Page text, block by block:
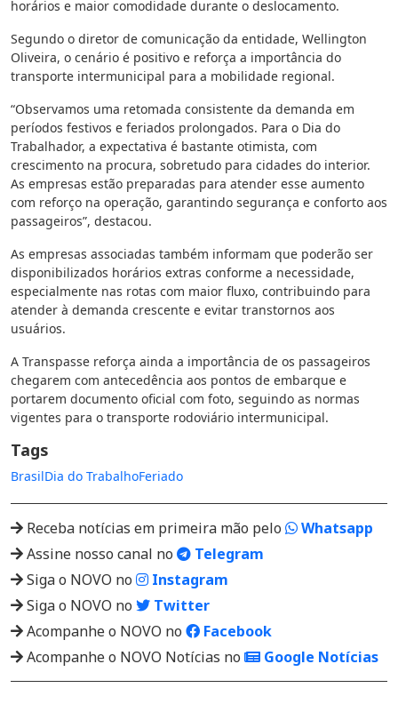
horários e maior comodidade durante o deslocamento.
Segundo o diretor de comunicação da entidade, Wellington
Oliveira, o cenário é positivo e reforça a importância do
transporte intermunicipal para a mobilidade regional.
“Observamos uma retomada consistente da demanda em
períodos festivos e feriados prolongados. Para o Dia do
Trabalhador, a expectativa é bastante otimista, com
crescimento na procura, sobretudo para cidades do interior.
As empresas estão preparadas para atender esse aumento
com reforço na operação, garantindo segurança e conforto aos
passageiros”, destacou.
As empresas associadas também informam que poderão ser
disponibilizados horários extras conforme a necessidade,
especialmente nas rotas com maior fluxo, contribuindo para
atender à demanda crescente e evitar transtornos aos
usuários.
A Transpasse reforça ainda a importância de os passageiros
chegarem com antecedência aos pontos de embarque e
portarem documento oficial com foto, seguindo as normas
vigentes para o transporte rodoviário intermunicipal.
Tags
BrasilDia do TrabalhoFeriado
Receba notícias em primeira mão pelo
Whatsapp
Assine nosso canal no
Telegram
Siga o NOVO no
Instagram
Siga o NOVO no
Twitter
Acompanhe o NOVO no
Facebook
Acompanhe o NOVO Notícias no
Google Notícias